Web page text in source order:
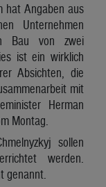
hat Angaben aus
Unternehmen
Bau von zwei
ist ein wirklich
Absichten, die
mit
Herman
Montag.
sollen
werden.
genannt.